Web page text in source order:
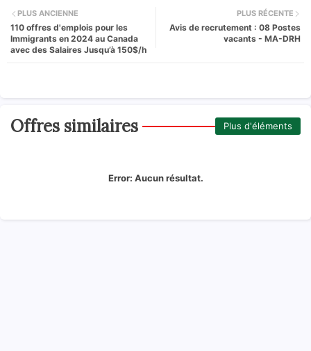
PLUS RÉCENTE
Avis de recrutement : 08 Postes
vacants - MA-DRH
PLUS ANCIENNE
110 offres d'emplois pour les
Immigrants en 2024 au Canada
avec des Salaires Jusqu’à 150$/h
Offres similaires Plus d'éléments
Error: Aucun résultat.